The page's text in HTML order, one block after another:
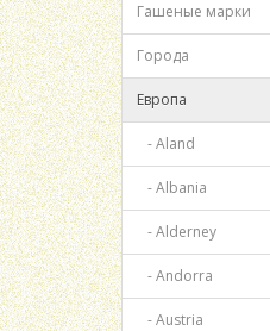
Гашеные марки
Города
Европа
- Aland
- Albania
- Alderney
- Andorra
- Austria